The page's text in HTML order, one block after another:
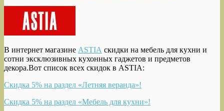
В интернет магазине ASTIA скидки на мебель для кухни и
сотни эксклюзивных кухонных гаджетов и предметов
декора.Вот список всех скидок в ASTIA:
Скидка 5% на раздел «Летняя веранда»!
Скидка 5% на раздел «Мебель для кухни»!